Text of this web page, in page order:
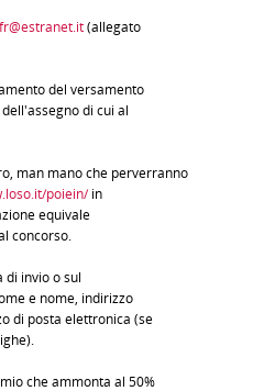
(allegato
del versamento
di cui al
man mano che perverranno
poiein/in
equivale
concorso.
di invio o sul
e nome, indirizzo
di posta elettronica (se
che ammonta al 50%